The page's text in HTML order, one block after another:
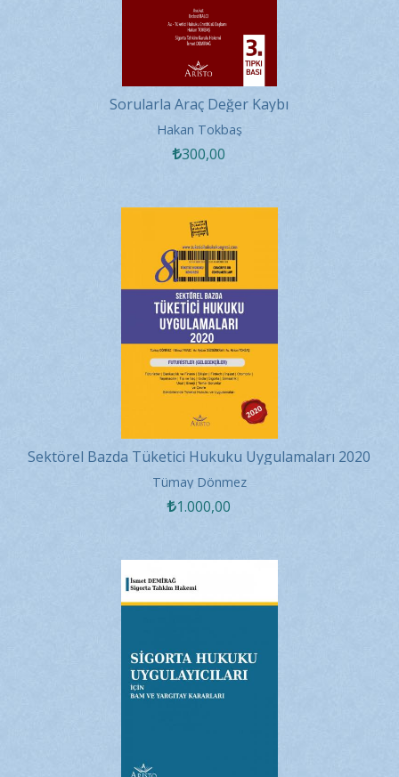
Sorularla Araç Değer Kaybı
Hakan Tokbaş
300,00
Sektörel Bazda Tüketici Hukuku Uygulamaları 2020
Tümay Dönmez
1.000,00